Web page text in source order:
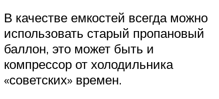
В качестве емкостей всегда можно
использовать старый пропановый
баллон, это может быть и
компрессор от холодильника
«советских» времен.